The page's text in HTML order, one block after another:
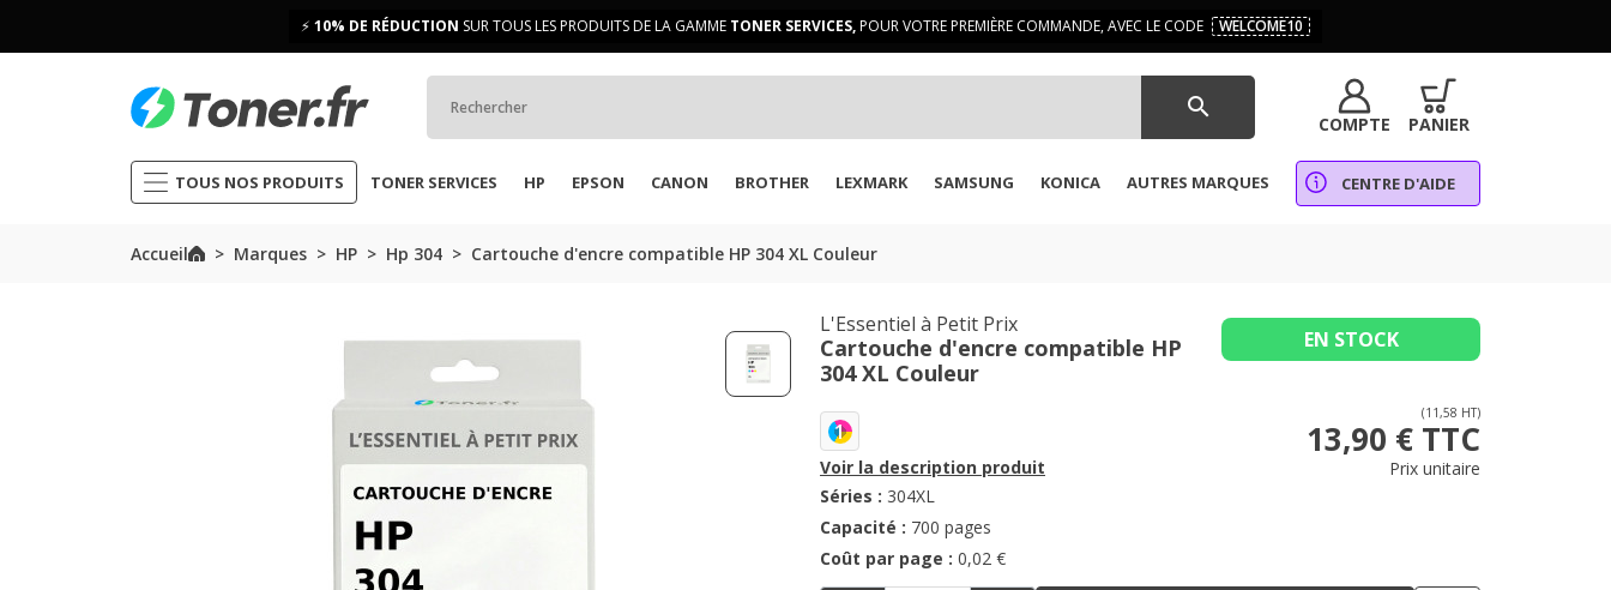
⚡ 10% DE RÉDUCTION SUR TOUS LES PRODUITS DE LA GAMME TONER SERVICES,POUR VOTRE PREMIÈRE COMMANDE, AVEC LE CODE WELCOME10
search
COMPTE PANIER
TOUS NOS PRODUITS TONER SERVICES HP EPSON CANON BROTHER LEXMARK SAMSUNG KONICA AUTRES MARQUES CENTRE D'AIDE
Accueil Marques HP Hp 304 Cartouche d'encre compatible HP 304 XL Couleur
L'Essentiel à Petit Prix
Cartouche d'encre compatible HP
304 XL Couleur
EN STOCK
1
Voir la description produit
Séries : 304XL
Capacité : 700 pages
Coût par page : 0,02 €
(11,58 HT)
13,90 € TTC
Prix unitaire